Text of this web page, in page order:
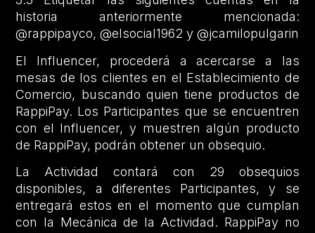
historia anteriormente mencionada:
@rappipayco, @elsocial1962 y @jcamilopulgarin
El Influencer, procederá a acercarse a las
mesas de los clientes en el Establecimiento de
Comercio, buscando quien tiene productos de
RappiPay. Los Participantes que se encuentren
con el Influencer, y muestren algún producto
de RappiPay, podrán obtener un obsequio.
La Actividad contará con 29 obsequios
disponibles, a diferentes Participantes, y se
entregará estos en el momento que cumplan
con la Mecánica de la Actividad. RappiPay no